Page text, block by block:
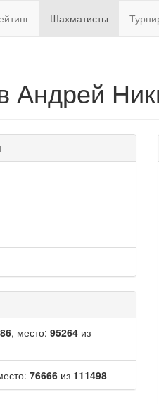
Шахматисты
Андрей
, место: 95264 из
76666 из 111498